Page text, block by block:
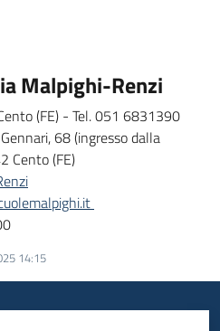
Malpighi-Renzi
(FE) - Tel. 051 6831390
68 (ingresso dalla
Cento (FE)
14:15